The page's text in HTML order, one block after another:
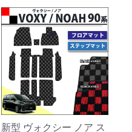
新型 ヴォクシー ノア ス